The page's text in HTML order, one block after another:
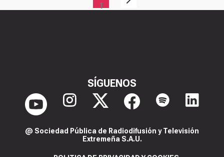
1
SÍGUENOS
@ Sociedad Pública de Radiodifusión y Televisión
Extremeña S.A.U.